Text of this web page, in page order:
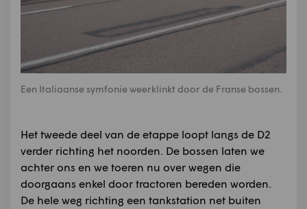
Een Italiaanse symfonie weerklinkt door de Franse bossen.
Het tweede deel van de etappe loopt langs de D2
verder richting het noorden. De bossen laten we
achter ons en we toeren nu over wegen die
doorgaans enkel door tractoren bereden worden.
De hele weg richting een tankstation net buiten